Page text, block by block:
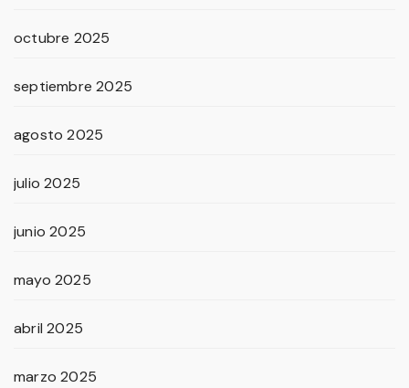
octubre 2025
septiembre 2025
agosto 2025
julio 2025
junio 2025
mayo 2025
abril 2025
marzo 2025